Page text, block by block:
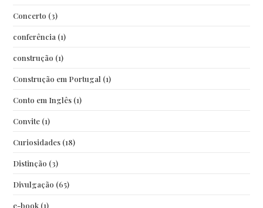
Concerto (3)
conferência (1)
construção (1)
Construção em Portugal (1)
Conto em Inglês (1)
Convite (1)
Curiosidades (18)
Distinção (3)
Divulgação (65)
e-book (1)